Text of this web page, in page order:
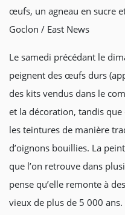
œufs, un agneau en sucre
Goclon / East News
Le samedi précédant le
peignent des œufs durs
des kits vendus dans le
et la décoration, tandis
les teintures de manière
d’oignons bouillies. La
que l’on retrouve dans
pense qu’elle remonte à
vieux de plus de 5 000 ans.